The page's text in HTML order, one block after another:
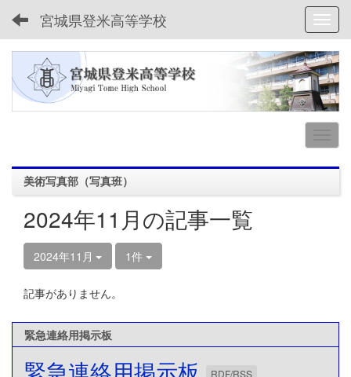
宮城県登米高等学校
美術写真部（写真班）
2024年11月の記事一覧
2024年11月 1件
記事がありません。
緊急連絡用掲示板
緊急連絡用掲示板 RDF/RSS